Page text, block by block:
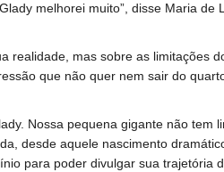
melhorei muito”, disse Maria de
realidade, mas sobre as limitações
que não quer nem sair do
Nossa pequena gigante não tem
desde aquele nascimento
para poder divulgar sua trajetória